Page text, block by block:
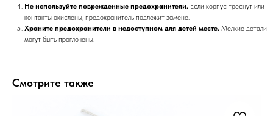
Не используйте поврежденные предохранители. Если корпус треснут или
контакты окислены, предохранитель подлежит замене.
Храните предохранители в недоступном для детей месте. Мелкие детали
могут быть проглочены.
Смотрите также